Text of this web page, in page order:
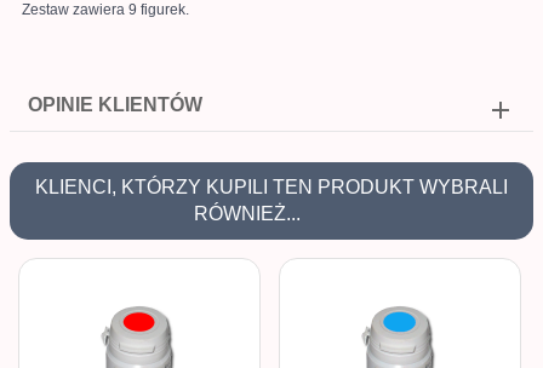
Zestaw zawiera 9 figurek.
OPINIE KLIENTÓW
KLIENCI, KTÓRZY KUPILI TEN PRODUKT WYBRALI
RÓWNIEŻ...